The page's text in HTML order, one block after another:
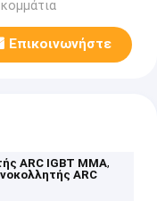
Επικοινωνήστε
ARC IGBT MMA,
ARC